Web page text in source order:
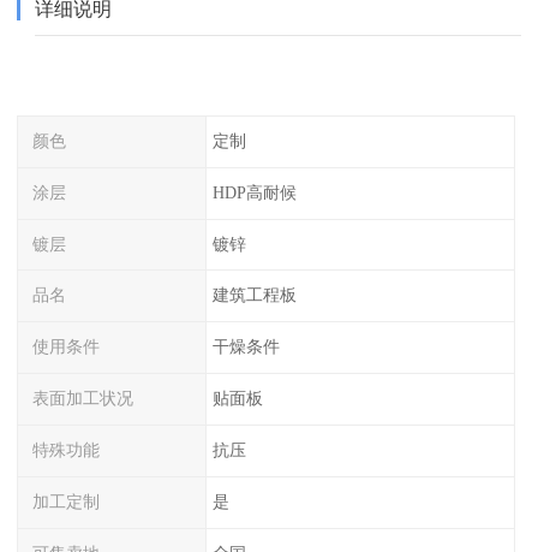
详细说明
颜色 定制
涂层 HDP高耐候
镀层 镀锌
品名 建筑工程板
使用条件 干燥条件
表面加工状况 贴面板
特殊功能 抗压
加工定制 是